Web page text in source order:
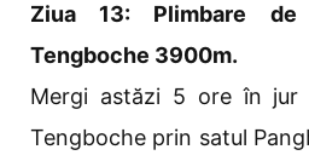
Ziua 13: Plimbare
Tengboche 3900m.
Mergi astăzi 5 ore în jur
Tengboche prin satul